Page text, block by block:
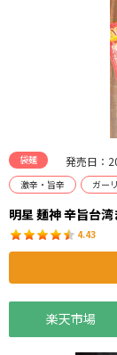
袋麺 発売日：
激辛・旨辛 ガー
明星 麺神 辛旨台
4.43
楽天市場